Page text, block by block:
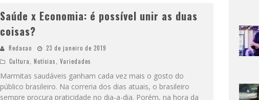
Saúde x Economia: é possível unir as duas
coisas?
Redacao
23 de janeiro de 2019
Cultura
Notícias Variedades
Marmitas saudáveis ganham cada vez mais o gosto do
público brasileiro. Na correria dos dias atuais, o brasileiro
sempre procura praticidade no dia-a-dia. Porém, na hora da